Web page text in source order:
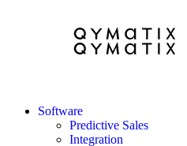
Software
Predictive Sales
Integration